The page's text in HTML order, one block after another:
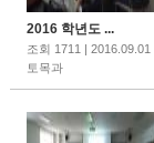
2016 학년도 ...
조회 1711 | 2016.09.01
토목과